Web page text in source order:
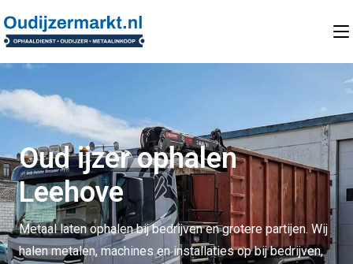
Oud ijzer ophalen
Leehove
Metaal laten ophalen bij bedrijven en grotere partijen. Wij
halen metalen, machines en installaties op bij bedrijven,